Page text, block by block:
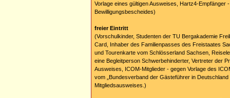
Vorlage eines gültigen Ausweises, Hartz4-Empfänger
Bewilligungsbescheides)
freier Eintritt
(Vorschulkinder, Studenten der TU Bergakademie
Card, Inhaber des Familienpasses des Freistaates
und Tourenkarte vom Schlösserland Sachsen,
eine Begleitperson Schwerbehinderter, Vertreter der
Ausweises, ICOM-Mitglieder - gegen Vorlage des
vom „Bundesverband der Gästeführer in Deutschland
Mitgliedsausweises.)